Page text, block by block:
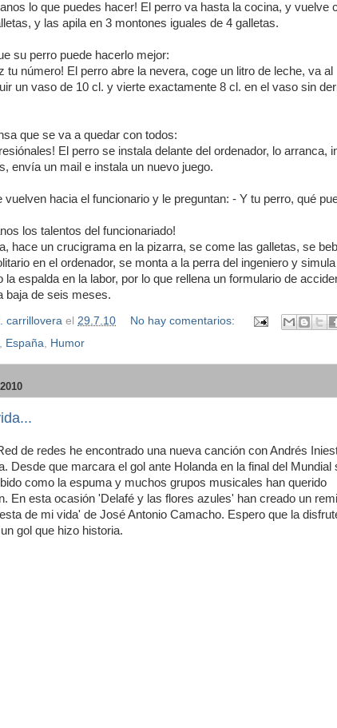
lo que puedes hacer! El perro va hasta la cocina, y vuelve
y las apila en 3 montones iguales de 4 galletas.
su perro puede hacerlo mejor:
tu número! El perro abre la nevera, coge un litro de leche, va al
un vaso de 10 cl. y vierte exactamente 8 cl. en el vaso sin
que se va a quedar con todos:
El perro se instala delante del ordenador, lo arranca,
envía un mail e instala un nuevo juego.
vuelven hacia el funcionario y le preguntan: - Y tu perro, qué
los talentos del funcionariado!
hace un crucigrama en la pizarra, se come las galletas, se
en el ordenador, se monta a la perra del ingeniero y simula
la espalda en la labor, por lo que rellena un formulario de
baja de seis meses.
carrillovera el 29.7.10
No hay comentarios:
España Humor
de redes he encontrado una nueva canción con Andrés
Desde que marcara el gol ante Holanda en la final del Mundial
como la espuma y muchos grupos musicales han querido
En esta ocasión 'Delafé y las flores azules' han creado un
de mi vida' de José Antonio Camacho. Espero que la
gol que hizo historia.